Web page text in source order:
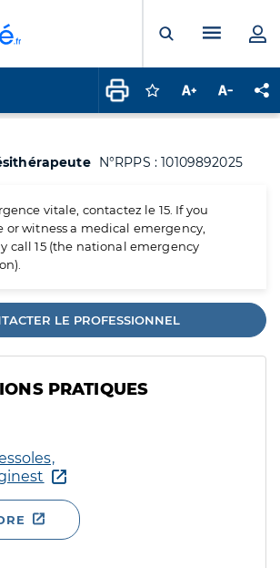
Ouvrir laMenu
Connectez-vous
Augmenter la
N°RPPS : 10109892025
vitale, contactez le 15. If you
or witness a medical emergency,
call 15 (the national emergency
LE PROFESSIONNEL
PRATIQUES